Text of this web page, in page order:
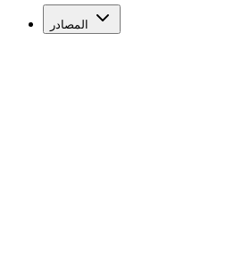
المصادر